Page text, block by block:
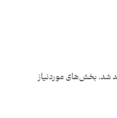
شد.بخش‌های موردنیاز